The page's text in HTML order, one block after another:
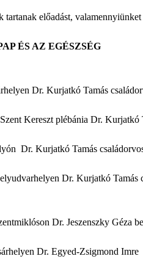
tartanak előadást,
ÉS AZ EGÉSZSÉG
Dr. Kurjatkó Tamás
Kereszt plébánia Dr. Kurjatkó
Dr. Kurjatkó Tamás
Dr. Kurjatkó Tamás
Dr. Jeszenszky Géza
Dr. Egyed-Zsigmond Imre